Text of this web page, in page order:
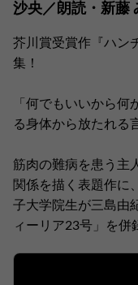
沙央／朗読・新藤
芥川賞受賞作『ハン
集！
「何でもいいから
る身体から放たれる
筋肉の難病を患う主
関係を描く表題作に
子大学院生が三島由
ィーリア23号」を併